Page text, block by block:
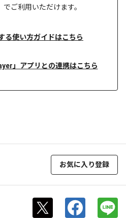
でご利用いただけます。
る使い方ガイドはこちら
」アプリとの連携はこちら
お気に入り登録